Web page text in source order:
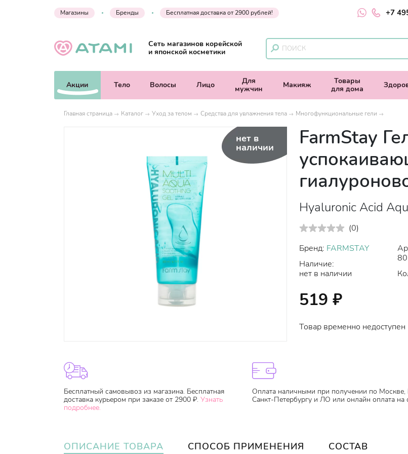
Магазины Бренды Бесплатная доставка от 2900 рублей! +7
Сеть магазинов корейской
и японской косметики
Акции Тело Волосы Лицо
Для
мужчин
Макияж
Товары
для дома
Главная страница Каталог Уход за телом Средства для увлажнения тела Многофункциональные гели
нет в
наличии
FarmStay
Hyaluronic Acid
(0)
Бренд: FARMSTAY
Наличие:
нет в наличии
519 ₽
Товар временно недоступен
Бесплатный самовывоз из магазина. Бесплатная
доставка курьером при заказе от 2900 ₽. Узнать
подробнее.
Оплата наличными при получении по
Санкт-Петербургу и ЛО или онлайн оплата на
ОПИСАНИЕ ТОВАРА СПОСОБ ПРИМЕНЕНИЯ СОСТАВ